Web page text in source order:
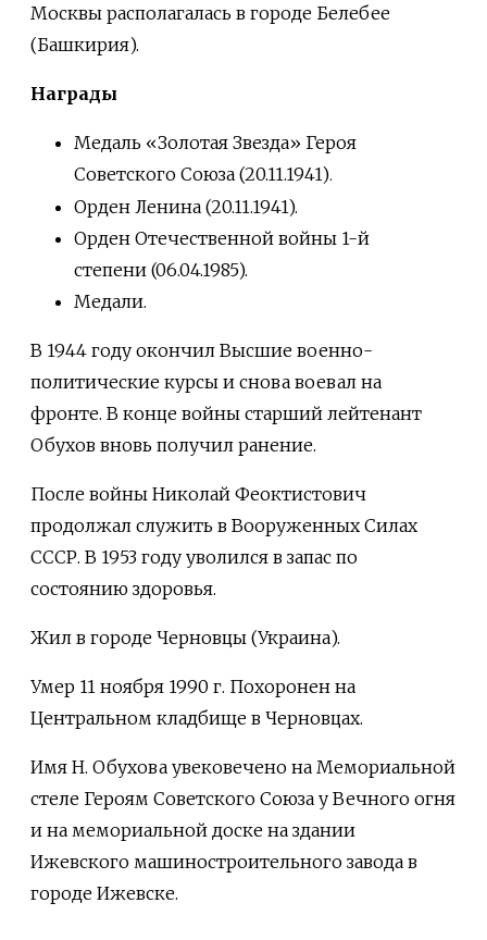
Москвы располагалась в городе Белебее
(Башкирия).
Награды
Медаль «Золотая Звезда» Героя
Советского Союза (20.11.1941).
Орден Ленина (20.11.1941).
Орден Отечественной войны 1-й
степени (06.04.1985).
Медали.
В 1944 году окончил Высшие военно-
политические курсы и снова воевал на
фронте. В конце войны старший лейтенант
Обухов вновь получил ранение.
После войны Николай Феоктистович
продолжал служить в Вооруженных Силах
СССР. В 1953 году уволился в запас по
состоянию здоровья.
Жил в городе Черновцы (Украина).
Умер 11 ноября 1990 г. Похоронен на
Центральном кладбище в Черновцах.
Имя Н. Обухова увековечено на Мемориальной
стеле Героям Советского Союза у Вечного огня
и на мемориальной доске на здании
Ижевского машиностроительного завода в
городе Ижевске.